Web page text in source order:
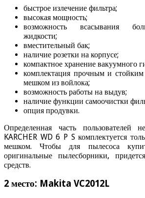
быстрое излечение фильтра;
высокая мощность;
возможность всасывания
жидкости;
вместительный бак;
наличие розетки на корпусе;
компактное хранение вакуумного
комплектация прочным и
мешком из войлока;
возможность работы на выдув;
наличие функции самоочистки
опция продувки.
Определенная часть пользователей
KARCHER WD 6 P S комплектуется
мешком. Чтобы для пылесоса
оригинальные пылесборники,
средств.
2 место: Makita VC2012L